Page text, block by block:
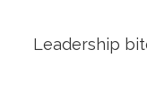
Leadership